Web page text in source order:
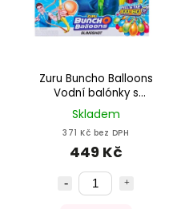
Zuru Buncho Balloons
Vodní balónky s
vystřelovačem
Skladem
371 Kč bez DPH
449 Kč